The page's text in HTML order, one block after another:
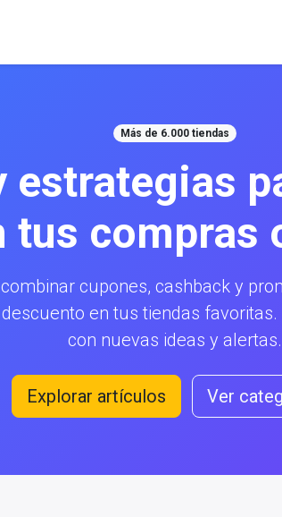
Más de 6.000 tiendas
estrategias
tus compras
cupones, cashback y
en tus tiendas
con nuevas ideas y alertas.
Explorar artículos Ver